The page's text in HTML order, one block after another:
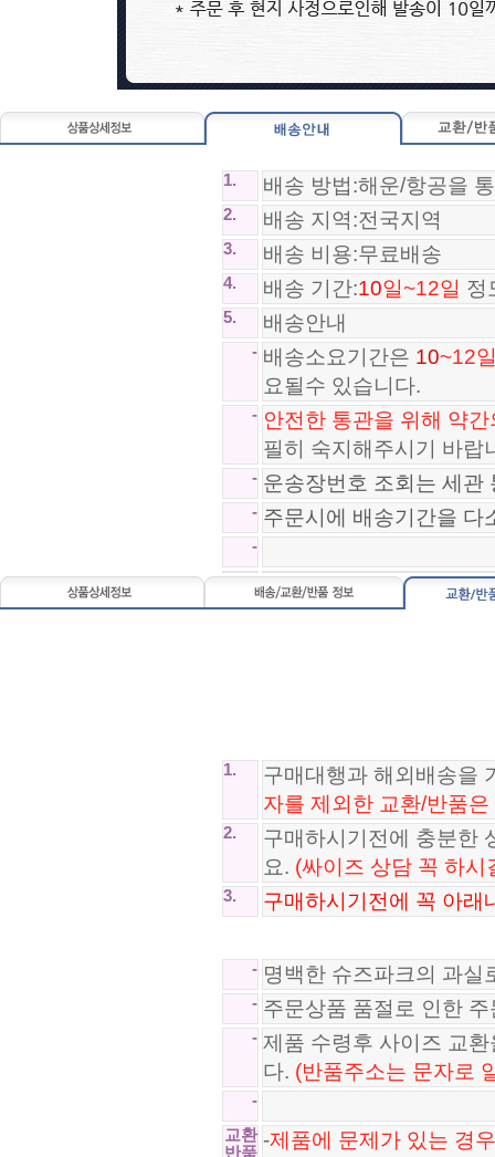
뉴발란스 miumiu x New Balance ..
125,800원
*SA급*나이키 줌 플라이 Nike Zo..
구찌 GUCCI 귀걸이 BG250822-51
88,800원
구찌 GUCCI 819113
90,800원
1. 배송 방법:해운/항공을
2. 배송 지역:전국지역
3. 배송 비용:무료배송
4. 배송 기간:10일~12일 정
5. 배송안내
- 배송소요기간은 10~12
요될수 있습니다.
- 안전한 통관을 위해 약
필히 숙지해주시기 바랍
- 운송장번호 조회는 세관
- 주문시에 배송기간을 다
-
1.
구매대행과 해외배송을
자를 제외한 교환/반품
2.
구매하시기전에 충분한
요. (싸이즈 상담 꼭 하시
3. 구매하시기전에 꼭 아래
- 명백한 슈즈파크의 과실
- 주문상품 품절로 인한
- 제품 수령후 사이즈 교
다. (반품주소는 문자로
-
교환
반품
-제품에 문제가 있는 경